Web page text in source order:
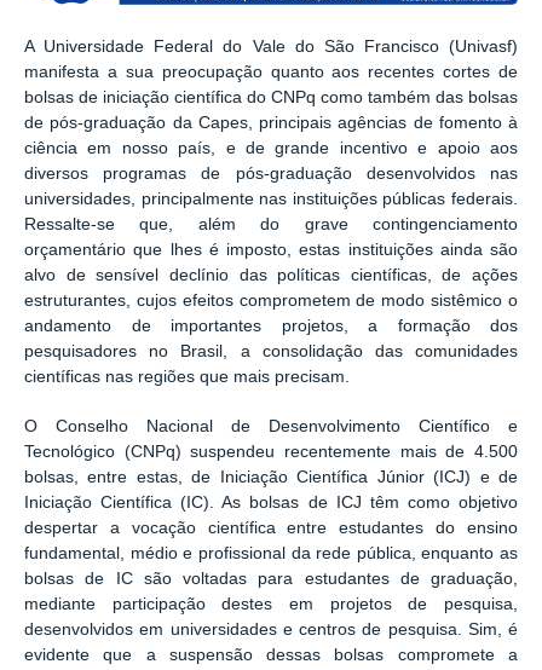
A Universidade Federal do Vale do São Francisco (Univasf)
manifesta a sua preocupação quanto aos recentes cortes de
bolsas de iniciação científica do CNPq como também das bolsas
de pós-graduação da Capes, principais agências de fomento à
ciência em nosso país, e de grande incentivo e apoio aos
diversos programas de pós-graduação desenvolvidos nas
universidades, principalmente nas instituições públicas federais.
Ressalte-se que, além do grave contingenciamento
orçamentário que lhes é imposto, estas instituições ainda são
alvo de sensível declínio das políticas científicas, de ações
estruturantes, cujos efeitos comprometem de modo sistêmico o
andamento de importantes projetos, a formação dos
pesquisadores no Brasil, a consolidação das comunidades
científicas nas regiões que mais precisam.
O Conselho Nacional de Desenvolvimento Científico e
Tecnológico (CNPq) suspendeu recentemente mais de 4.500
bolsas, entre estas, de Iniciação Científica Júnior (ICJ) e de
Iniciação Científica (IC). As bolsas de ICJ têm como objetivo
despertar a vocação científica entre estudantes do ensino
fundamental, médio e profissional da rede pública, enquanto as
bolsas de IC são voltadas para estudantes de graduação,
mediante participação destes em projetos de pesquisa,
desenvolvidos em universidades e centros de pesquisa. Sim, é
evidente que a suspensão dessas bolsas compromete a